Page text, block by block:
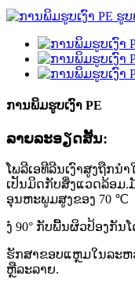
ການພິມຮູບເງົາ PE
ລາຍ​ລະ​ອຽດ​ສັ້ນ​:
ໂພລີເອທີລີນເງົາສູງຖືກນໍ
ເປັນມິດກັບສິ່ງແວດລ້ອມ
ອຸນຫະພູມສູງຂອງ 70 ℃
ງໍ 90° ກັບພື້ນຜິວປ້ອງກັ
ຮັກສາຂອບແຫຼມໃນລະຫ
ຫຼືລະລາຍ.